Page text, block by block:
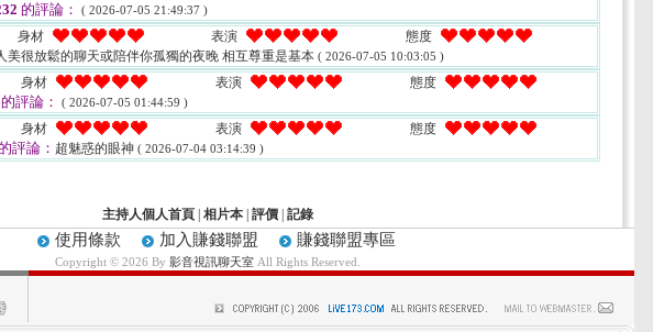
的評論： ( 2026-07-05 21:49:37 )
身材 表演 態度
美很放鬆的聊天或陪伴你孤獨的夜晚 相互尊重是基本 ( 2026-07-05 10:03:05 )
身材 表演 態度
的評論： ( 2026-07-05 01:44:59 )
身材 表演 態度
評論： 超魅惑的眼神 ( 2026-07-04 03:14:39 )
主持人個人首頁 相片本 評價 記錄
使用條款 加入賺錢聯盟 賺錢聯盟專區
Copyright © 2026 By 影音視訊聊天室 All Rights Reserved.